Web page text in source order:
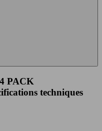
PACK
techniques